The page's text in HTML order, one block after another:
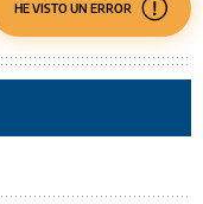
HE VISTO UN ERROR